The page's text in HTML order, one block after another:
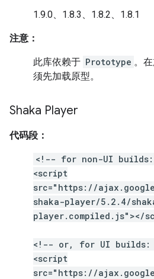
1.9.0、1.8.3、1.8.2、1.8.1
注意：
此库依赖于 Prototype 。
须先加载原型。
Shaka Player
代码段：
<!-- for non-UI
<script
src="https://
shaka-player/5.2.4/
player.compiled.js"></
<!-- or, for UI builds:
<script
src="https://